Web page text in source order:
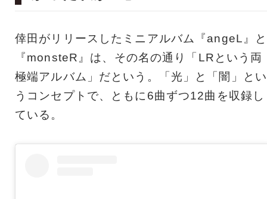
倖田がリリースしたミニアルバム『angeL』と
『monsteR』は、その名の通り「LRという両
極端アルバム」だという。「光」と「闇」とい
うコンセプトで、ともに6曲ずつ12曲を収録し
ている。